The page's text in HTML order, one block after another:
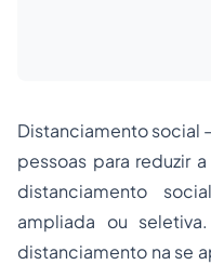
Distanciamento social
pessoas para reduzir
distanciamento
ampliada ou
distanciamento na se